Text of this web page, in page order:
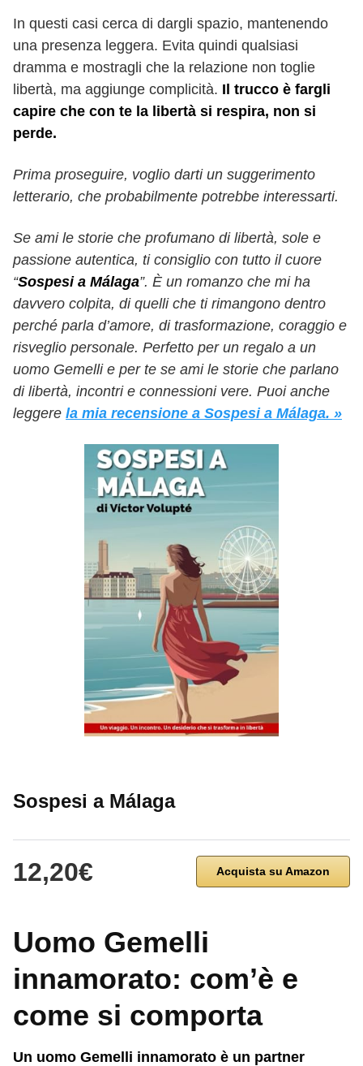
In questi casi cerca di dargli spazio, mantenendo
una presenza leggera. Evita quindi qualsiasi
dramma e mostragli che la relazione non toglie
libertà, ma aggiunge complicità. Il trucco è fargli
capire che con te la libertà si respira, non si
perde.
Prima proseguire, voglio darti un suggerimento
letterario, che probabilmente potrebbe interessarti.
Se ami le storie che profumano di libertà, sole e
passione autentica, ti consiglio con tutto il cuore
“Sospesi a Málaga”. È un romanzo che mi ha
davvero colpita, di quelli che ti rimangono dentro
perché parla d’amore, di trasformazione, coraggio e
risveglio personale. Perfetto per un regalo a un
uomo Gemelli e per te se ami le storie che parlano
di libertà, incontri e connessioni vere. Puoi anche
leggere la mia recensione a Sospesi a Málaga. »
Sospesi a Málaga
12,20€ Acquista su Amazon
Uomo Gemelli
innamorato: com’è e
come si comporta
Un uomo Gemelli innamorato è un partner